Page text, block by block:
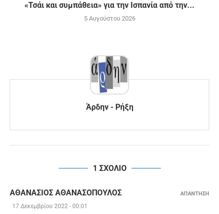
«Τσάι και συμπάθεια» για την Ισπανία από την...
5 Αυγούστου 2026
Άρδην - Ρήξη
1 ΣΧΟΛΙΟ
ΑΘΑΝΆΣΙΟΣ ΑΘΑΝΑΣΌΠΟΥΛΟΣ
17 Δεκεμβρίου 2022 - 00:01
ΑΠΑΝΤΗΣΗ